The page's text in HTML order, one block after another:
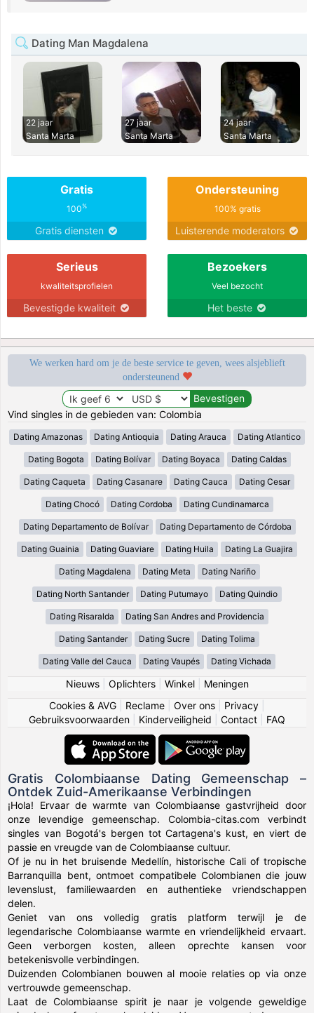
Dating Man Magdalena
22 jaar
Santa Marta
27 jaar
Santa Marta
24 jaar
Santa Marta
Gratis
100%
Gratis diensten
Ondersteuning
100% gratis
Luisterende moderators
Serieus
kwaliteitsprofielen
Bevestigde kwaliteit
Bezoekers
Veel bezocht
Het beste
We werken hard om je de beste service te geven, wees alsjeblieft
ondersteunend
Vind singles in de gebieden van: Colombia
Dating Amazonas Dating Antioquia Dating Arauca Dating Atlantico
Dating Bogota Dating Bolívar Dating Boyaca Dating Caldas
Dating Caqueta Dating Casanare Dating Cauca Dating Cesar
Dating Chocó Dating Cordoba Dating Cundinamarca
Dating Departamento de Bolívar Dating Departamento de Córdoba
Dating Guainia Dating Guaviare Dating Huila Dating La Guajira
Dating Magdalena Dating Meta Dating Nariño
Dating North Santander Dating Putumayo Dating Quindio
Dating Risaralda Dating San Andres and Providencia
Dating Santander Dating Sucre Dating Tolima
Dating Valle del Cauca Dating Vaupés Dating Vichada
Nieuws| Oplichters| Winkel| Meningen
Cookies & AVG
Reclame Over ons Privacy
Gebruiksvoorwaarden
Kinderveiligheid Contact FAQ
Gratis Colombiaanse Dating Gemeenschap –
Ontdek Zuid-Amerikaanse Verbindingen
¡Hola! Ervaar de warmte van Colombiaanse gastvrijheid door
onze levendige gemeenschap. Colombia-citas.com verbindt
singles van Bogotá's bergen tot Cartagena's kust, en viert de
passie en vreugde van de Colombiaanse cultuur.
Of je nu in het bruisende Medellín, historische Cali of tropische
Barranquilla bent, ontmoet compatibele Colombianen die jouw
levenslust, familiewaarden en authentieke vriendschappen
delen.
Geniet van ons volledig gratis platform terwijl je de
legendarische Colombiaanse warmte en vriendelijkheid ervaart.
Geen verborgen kosten, alleen oprechte kansen voor
betekenisvolle verbindingen.
Duizenden Colombianen bouwen al mooie relaties op via onze
vertrouwde gemeenschap.
Laat de Colombiaanse spirit je naar je volgende geweldige